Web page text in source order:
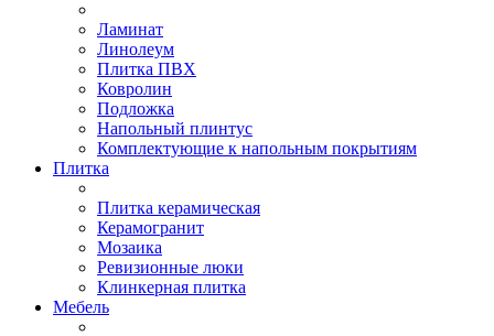
Ламинат
Линолеум
Плитка ПВХ
Ковролин
Подложка
Напольный плинтус
Комплектующие к напольным покрытиям
Плитка
Плитка керамическая
Керамогранит
Мозаика
Ревизионные люки
Клинкерная плитка
Мебель